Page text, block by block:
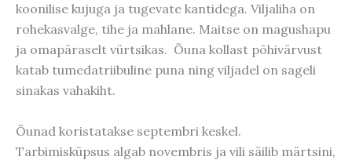
koonilise kujuga ja tugevate kantidega. Viljaliha on
rohekasvalge, tihe ja mahlane. Maitse on magushapu
ja omapäraselt vürtsikas. Õuna kollast põhivärvust
katab tumedatriibuline puna ning viljadel on sageli
sinakas vahakiht.
Õunad koristatakse septembri keskel.
Tarbimisküpsus algab novembris ja vili säilib märtsini,